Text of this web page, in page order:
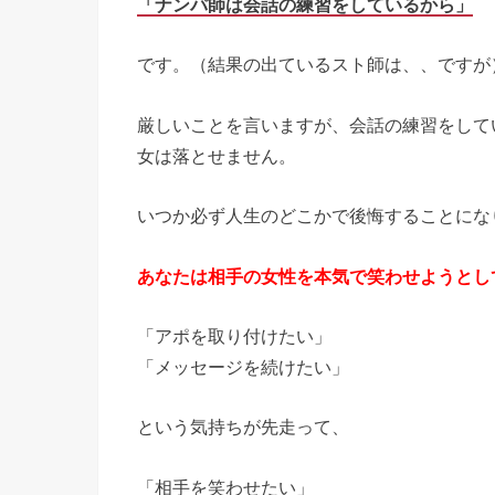
「ナンパ師は会話の練習をしているから」
です。（結果の出ているスト師は、、ですが
厳しいことを言いますが、会話の練習をし
女は落とせません。
いつか必ず人生のどこかで後悔することに
あなたは相手の女性を本気で笑わせようと
「アポを取り付けたい」
「メッセージを続けたい」
という気持ちが先走って、
「相手を笑わせたい」